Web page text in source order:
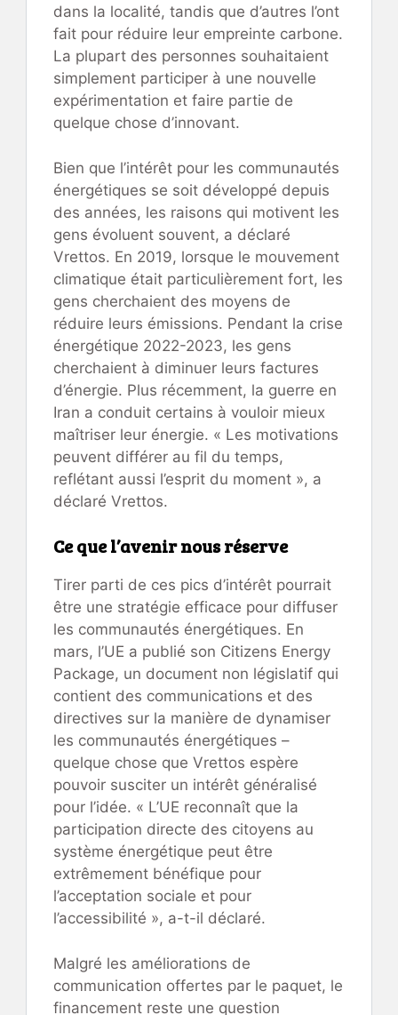
dans la localité, tandis que d’autres l’ont
fait pour réduire leur empreinte carbone.
La plupart des personnes souhaitaient
simplement participer à une nouvelle
expérimentation et faire partie de
quelque chose d’innovant.
Bien que l’intérêt pour les communautés
énergétiques se soit développé depuis
des années, les raisons qui motivent les
gens évoluent souvent, a déclaré
Vrettos. En 2019, lorsque le mouvement
climatique était particulièrement fort, les
gens cherchaient des moyens de
réduire leurs émissions. Pendant la crise
énergétique 2022-2023, les gens
cherchaient à diminuer leurs factures
d’énergie. Plus récemment, la guerre en
Iran a conduit certains à vouloir mieux
maîtriser leur énergie. « Les motivations
peuvent différer au fil du temps,
reflétant aussi l’esprit du moment », a
déclaré Vrettos.
Ce que l’avenir nous réserve
Tirer parti de ces pics d’intérêt pourrait
être une stratégie efficace pour diffuser
les communautés énergétiques. En
mars, l’UE a publié son Citizens Energy
Package, un document non législatif qui
contient des communications et des
directives sur la manière de dynamiser
les communautés énergétiques –
quelque chose que Vrettos espère
pouvoir susciter un intérêt généralisé
pour l’idée. « L’UE reconnaît que la
participation directe des citoyens au
système énergétique peut être
extrêmement bénéfique pour
l’acceptation sociale et pour
l’accessibilité », a-t-il déclaré.
Malgré les améliorations de
communication offertes par le paquet, le
financement reste une question